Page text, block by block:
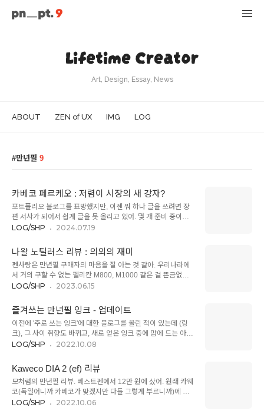
Lifetime Creator
Art, Design, Essay, News
ABOUT ZEN of UX IMG LOG
만년필 9
카베코 페르케오 : 저렴이 시장의 새 강자?
포트폴리오 블로그를 표방했지만, 이젠 뭐 하나 글을 쓰려면 장
편 서사가 되어서 쉽게 글을 못 올리고 있어. 몇 개 준비 중이니
까 조금 기다려봐. (기다리고 있다면^^)최근에는 만년필을 안 사
지만, 카웨코라고도 불림) 페르케오를 반값으로 팔기에 충동구
매를 했어. 보통은 2만 ~ 2만 5천 원에 파는 건데, 신세계에서 만
천 원에 팔더라고. 생김새도 괜찮아서 함 사 봤지. 게다가 반갑게
도 M닙.만 원 짜리라고는 생각되지 않을 정도의 겉모습이야. 원
래 페르케오는 저렴이 포지션 답게 색깔 놀이를 많이 했었는데
래티넘의 소유성을 견제하는 의도 아니었을까. 배럴 모양은 소유
성처럼 다각형..
LOG/SHP 2024.07.19
나왈 노틸러스 리뷰 : 의외의 재미
펜사랑은 만년필 구매자의 마음을 잘 아는 것 같아. 우리나라에
서 거의 구할 수 없는 펠리칸 M800, M1000 같은 걸 뜬금없이
들여오기도 하고, 세일러에다 엄청난 세일을 먹여서 한정수량을
최고인 것 같아. 사람이 많이 몰려서 30분 ~ 한 시간 입장대기한
후에 들어가서 물건 사 본 건 이 사이트가 처음이었어. 이번에 구
매한 나왈도, 6시간만 세일해서 파는 것에 혹해서 구매한 거야.
'오늘의 특가펜'이라고 해서, 약 4만 원 정도 할인하기에 엄청 갖
고 싶은 펜은 아니었지만 호기심에 사 봤어. 이번에 내가 산 모델
긴 이름의 펜인데, '노틸러스'라는 모델 ..
LOG/SHP 2023.06.15
즐겨쓰는 만년필 잉크 - 업데이트
이전에 '주로 쓰는 잉크'에 대한 블로그를 올린 적이 있는데 (링
크), 그 사이 취향도 바뀌고, 새로 얻은 잉크 중에 맘에 드는 아이
도 생겨서 다시 블로그를 써 보려 해. 거의 1년 만에 올리는 거라
Diamine Inkvent : Polar Glow (링크) 요즘 가장 많이 쓰는 잉
크야. 사진에는 잘 찍히지 않았는데, 보라색과 파란색이 거의 반
반으로 나오는 느낌이 참 오묘해. 상당히 두텁게 쌓이는 데다 점
성도 좀 있는 것 같아서 처음엔 '이거 딥펜용 아닌가?' 싶었는데,
의외로 깨끗이 닦이고 흐름도 좋아서 신기한 잉크야. 원래는 디
LOG/SHP 2022.10.08
Kaweco DIA 2 (ef) 리뷰
모처럼의 만년필 리뷰. 베스트펜에서 12만 원에 샀어. 원래 카웨
코(독일어니까 카베코가 맞겠지만 다들 그렇게 부르니까)에 대
한 편견이 있었어. 가진 게 릴리풋, 스포츠, 스튜던트 등이라서
LOG/SHP 2022.10.06